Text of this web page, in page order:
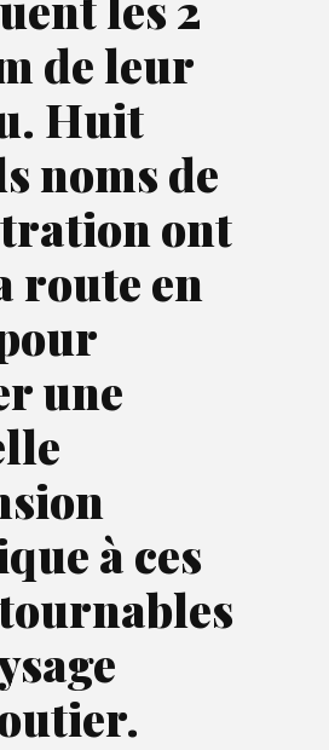
de leur
Huit
noms de
ont
route en
une
à ces